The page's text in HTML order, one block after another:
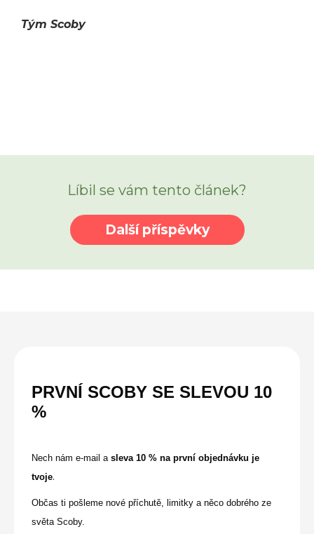
Tým Scoby
Líbil se vám tento článek?
Další příspěvky
PRVNÍ SCOBY SE SLEVOU 10
%
Nech nám e-mail a sleva 10 % na první objednávku je
tvoje.
Občas ti pošleme nové příchutě, limitky a něco dobrého ze
světa Scoby.